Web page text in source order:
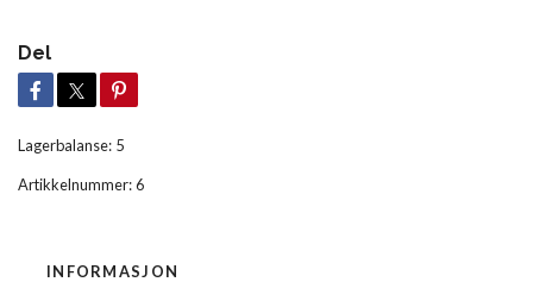
Del
Lagerbalanse: 5
Artikkelnummer:6
INFORMASJON